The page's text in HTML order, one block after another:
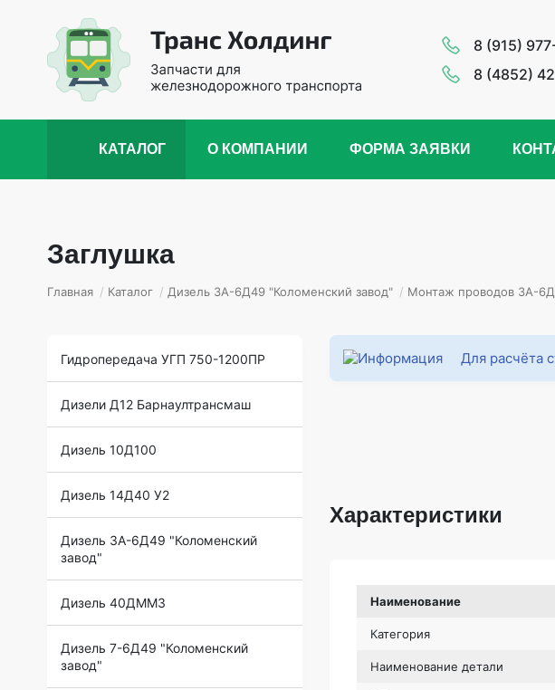
8 (915)
8 (4852)
КАТАЛОГ О КОМПАНИИ ФОРМА ЗАЯВКИ
Заглушка
Главная / Каталог / Дизель 3А-6Д49 "Коломенский завод" / Монтаж проводов 3А-
Гидропередача УГП 750-1200ПР
Дизели Д12 Барнаултрансмаш
Дизель 10Д100
Дизель 14Д40 У2
Дизель 3А-6Д49 "Коломенский
завод"
Дизель 40ДММЗ
Дизель 7-6Д49 "Коломенский
завод"
Для расчёта
Характеристики
Наименование
Категория
Наименование детали